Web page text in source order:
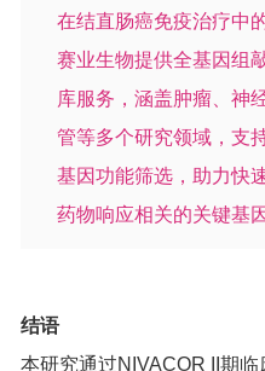
在结直肠癌免疫治疗中
赛业生物提供全基因组
库服务，涵盖肿瘤、神
管等多个研究领域，支
基因功能筛选，助力快
药物响应相关的关键基因
结语
本研究通过NIVACOR II期